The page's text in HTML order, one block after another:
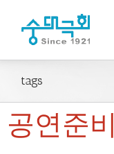
tags
공연준비